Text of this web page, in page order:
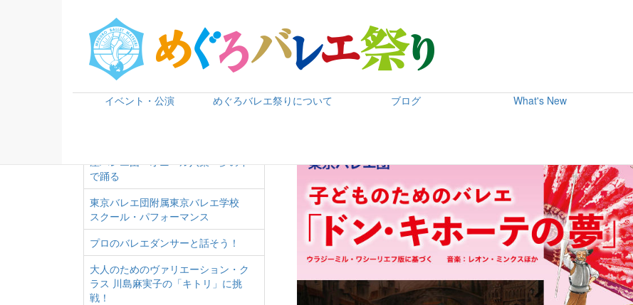
イベント・公演 めぐろバレエ祭りについて ブログ What's New
キトリのちょうちん作りにチャレン
ジ！
キラキラ★デコ風鈴作りにチャレン
ジ！
座バレエ団 オニール八菜 夢の中
で踊る
東京バレエ団附属東京バレエ学校
スクール・パフォーマンス
プロのバレエダンサーと話そう！
大人のためのヴァリエーション・ク
ラス 川島麻実子の「キトリ」に挑
戦！